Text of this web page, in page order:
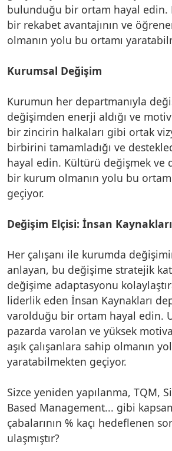
bulunduğu bir ortam hayal edin.
bir rekabet avantajının ve
olmanın yolu bu ortamı
Kurumsal Değişim
Kurumun her departmanıyla
değişimden enerji aldığı ve
bir zincirin halkaları gibi ortak
birbirini tamamladığı ve
hayal edin. Kültürü değişmek ve
bir kurum olmanın yolu bu
geçiyor.
Değişim Elçisi: İnsan Kaynakları
Her çalışanı ile kurumda
anlayan, bu değişime stratejik
değişime adaptasyonu
liderlik eden İnsan Kaynakları
varolduğu bir ortam hayal edin.
pazarda varolan ve yüksek
aşık çalışanlara sahip olmanın
yaratabilmekten geçiyor.
Sizce yeniden yapılanma, TQM,
Based Management... gibi
çabalarının % kaçı hedeflenen
ulaşmıştır?